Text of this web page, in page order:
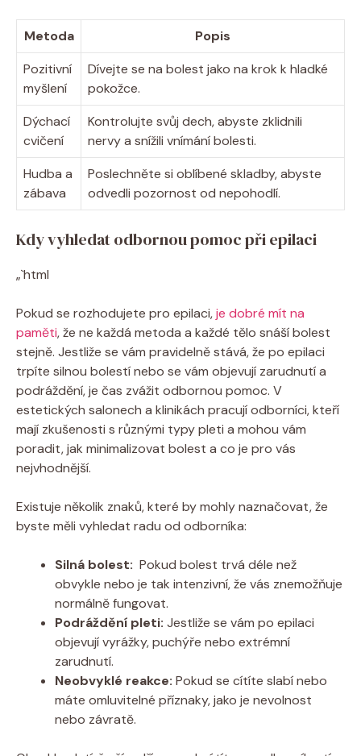
Metoda
Popis
Pozitivní
myšlení
Dívejte se na bolest ​jako na krok ⁢k hladké
pokožce.
Dýchací
cvičení
Kontrolujte ‌svůj dech, ⁢abyste zklidnili
nervy a snížili vnímání‌ bolesti.
Hudba a
zábava
Poslechněte si oblíbené skladby, abyste​
odvedli pozornost od nepohodlí.
Kdy vyhledat⁤ odbornou pomoc ⁣při epilaci
„`html
Pokud⁢ se rozhodujete ‍pro epilaci, ⁢je dobré mít ‍na
paměti, že⁣ ne každá‌ metoda​ a každé tělo snáší‌ bolest​
stejně. Jestliže se vám pravidelně stává,‌ že po ‌epilaci
trpíte ‌silnou bolestí nebo se vám ‌objevují ‌zarudnutí a‌
podráždění, je ⁤čas‍ zvážit odbornou pomoc. ⁤V
estetických salonech⁤ a⁢ klinikách‌ pracují odborníci, kteří‌
mají ⁣zkušenosti s různými​ typy⁣ pleti a mohou vám
poradit, jak minimalizovat bolest a co je pro‍ vás
nejvhodnější.
Existuje několik znaků, které by mohly ⁣naznačovat, že
byste měli ‍vyhledat radu od odborníka:
Silná bolest: ⁤ Pokud bolest trvá déle než
⁣obvykle nebo je tak intenzivní, že vás‌ znemožňuje
normálně fungovat.
Podráždění pleti: ‍Jestliže se vám po epilaci⁢
objevují ​vyrážky, puchýře‍ nebo extrémní
zarudnutí.
Neobvyklé ⁤reakce: Pokud se ⁣cítíte slabí⁤ nebo
‍máte omluvitelné příznaky, jako je nevolnost
nebo závratě.